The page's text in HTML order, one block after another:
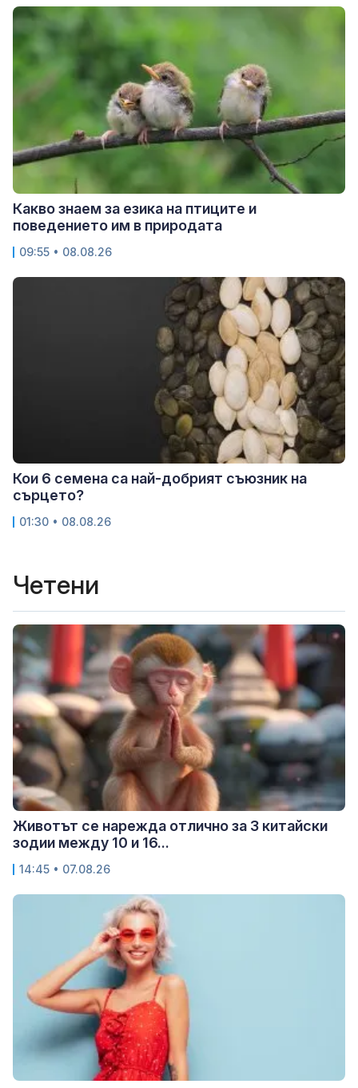
Какво знаем за езика на птиците и
поведението им в природата
09:55 • 08.08.26
Кои 6 семена са най-добрият съюзник на
сърцето?
01:30 • 08.08.26
Четени
Животът се нарежда отлично за 3 китайски
зодии между 10 и 16...
14:45 • 07.08.26